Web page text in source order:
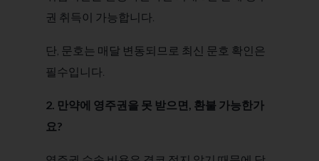
권 취득이 가능합니다.
단, 문호는 매달 변동되므로 최신 문호 확인은
필수입니다.
2. 만약에 영주권을 못 받으면, 환불 가능한가
요?